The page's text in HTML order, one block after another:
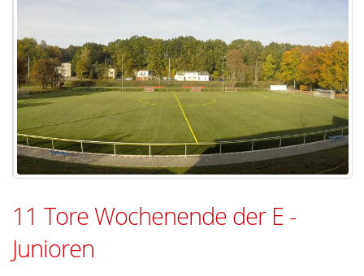
11 Tore Wochenende der E -
Junioren